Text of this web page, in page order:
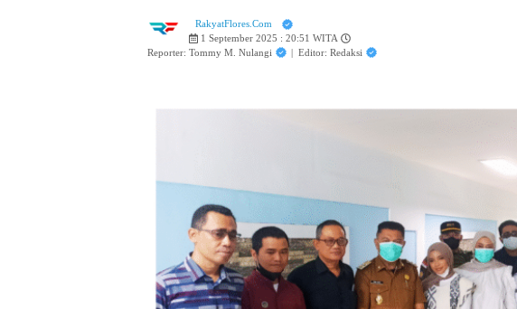
RakyatFlores.Com
1 September 2025 : 20:51 WITA
Reporter: Tommy M. Nulangi
| Editor: Redaksi